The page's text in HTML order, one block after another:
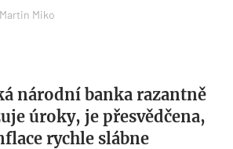
Martin Miko
národní banka razantně
úroky, je přesvědčena,
rychle slábne